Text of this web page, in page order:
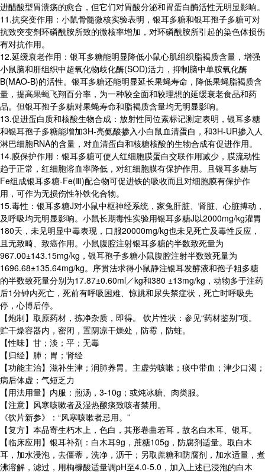
进醋酸型胃溃疡的愈合，但它们对胃酸分泌和胃蛋白酶活性无明显影响。
11.抗突变作用：小鼠骨髓微核实验表明，银耳多糖和银耳孢子多糖可对
抗致突变剂环磷酰胺所致的微核率增加，对环磷酰胺所引起的染色体损伤
有对抗作用。
12.延缓衰老作用：银耳多糖能明显降低小鼠心肌组织脂褐质含量，增强
小鼠脑和肝组织中超氧化物歧化酶(SOD)活力，抑制脑中单胺氧化酶
B(MAO-B)的活性。银耳多糖还能明显延长果蝇寿命，降低果蝇脂褐质含
量，提高果蝇飞翔百分率，为一种较全面和较理想的延缓衰老食品和药
品。但银耳孢子多糖对果蝇寿命和脂褐质含量均无明显影响。
13.促进蛋白质和核酸生物合成：放射性同位素标记测定表明，银耳多糖
和银耳孢子多糖能增加3H-亮氨酸掺入小白鼠血清蛋白，和3H-UR掺入人
淋巴细胞RNA的含量，对血清蛋白和核糖核酸的生物合成有促进作用。
14.膜保护作用：银耳多糖可使人红细胞膜蛋白交联作用减少，膜流动性
趋于正常，红细胞溶血率降低，对红细胞膜有保护作用。且银耳多糖与
Fe组成银耳多糖-Fe(Ⅲ)配合物可促进铁的吸收而且对细胞膜有保护作
用，可作为无损伤性补铁化合物。
15.毒性：银耳多糖J对小鼠中枢神经系统，家兔肝脏、肾脏、心脏搏动，
及呼吸均无明显影响。小鼠长期毒性实验用银耳多糖J以2000mg/kg灌胃
180天，未见明显中毒表现，口服20000mg/kg也未见死亡及毒性反应，
且无致畸、致癌作用。小鼠腹腔注射银耳多糖的半数致死量为
967.00±143.15mg/kg，银耳孢子多糖小鼠腹腔注射半数致死量为
1696.68±135.64mg/kg。序贯法求得小鼠静注银耳发酵液和孢子粗多糖
的半数致死量分别为17.87±0.60ml／kg和380 ±13mg/kg，动物多于注药
后1分钟内死亡，死前有呼吸困难、惊跳和尿失禁症状，死亡时呼吸先
停，心博后停。
【炮制】取原药材，拣净杂质，即得。 饮片性状：参见“药材鉴别”项。
贮干燥容器内，密闭，置阴凉干燥处，防霉，防蛀。
【性味】甘；淡；平；无毒
【归经】肺；胃；肾经
【功能主治】滋补生津；润肺养胃。主虚劳咳嗽；痰中带血；津少口渴；
病后体虚；气短乏力
【用法用量】内服：煎汤，3-10g；或炖冰糖、肉类服。
【注意】风寒咳嗽者及湿热酿痰致咳者禁用。
《饮片新参》：“风寒咳嗽者忌用。”
【复方】本品寄生朽木上，色白，其形卷曲若耳，故名白木耳、银耳。
【临床应用】银耳补剂：白木耳9g，蔗糖105g，防腐剂适量。取白木
耳，加水浸泡，去僵蒂，洗净，沥干；另取蔗糖和防腐剂，加水适量，煮
沸溶解，滤过，用枸橼酸适量调pH至4.0-5.0，加入上述已浸泡的白木